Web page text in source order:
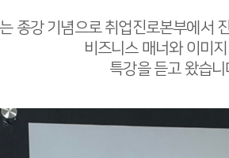
종강 기념으로 취업진로본부에서
비즈니스 매너와 이미
특강을 듣고 왔습니